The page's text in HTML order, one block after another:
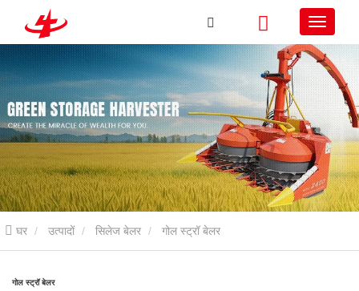
घर उत्पादों सिलेज बेलर गोल स्ट्रॉ बेलर
गोल स्ट्रॉ बेलर